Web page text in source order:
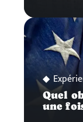
Quel
une